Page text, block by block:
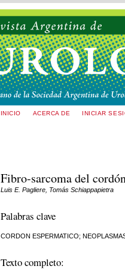
INICIO ACERCA DE INICIAR
Fibro-sarcoma del
Luis E. Pagliere, Tomás Schiappapietra
Palabras clave
CORDON ESPERMATICO;
Texto completo: